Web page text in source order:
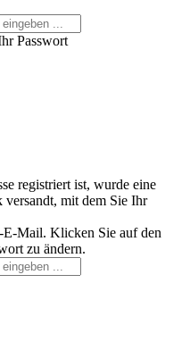
Passwort
registriert ist, wurde eine
mit dem Sie Ihr
E-Mail. Klicken Sie auf den
zu ändern.